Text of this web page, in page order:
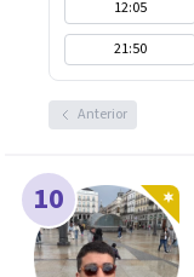
12:05
21:50
Anterior
10